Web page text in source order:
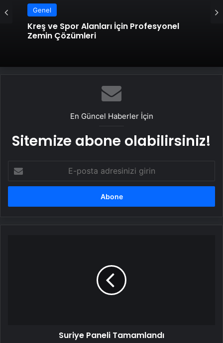
Genel
Kreş ve Spor Alanları İçin Profesyonel
Zemin Çözümleri
En Güncel Haberler İçin
Sitemize abone olabilirsiniz!
posta
adresinizi
Suriye Paneli Tamamlandı